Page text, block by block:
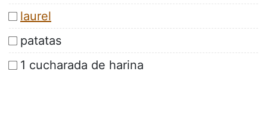
laurel
patatas
1 cucharada de harina